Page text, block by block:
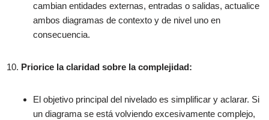
cambian entidades externas, entradas o salidas, actualice
ambos diagramas de contexto y de nivel uno en
consecuencia.
Priorice la claridad sobre la complejidad:
El objetivo principal del nivelado es simplificar y aclarar. Si
un diagrama se está volviendo excesivamente complejo,